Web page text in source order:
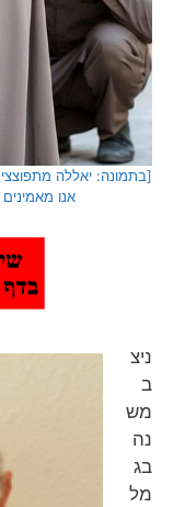
אנו
ניצ
ב
מש
נה
בג
מל